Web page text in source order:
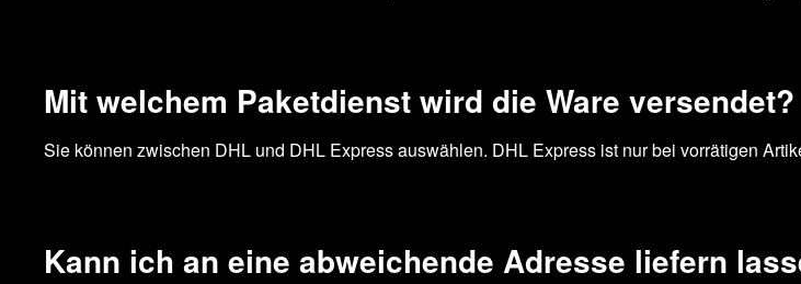
Mit welchem Paketdienst wird die Ware versendet?
Sie können zwischen DHL und DHL Express auswählen. DHL Express ist nur bei vorrätigen
Kann ich an eine abweichende Adresse liefern